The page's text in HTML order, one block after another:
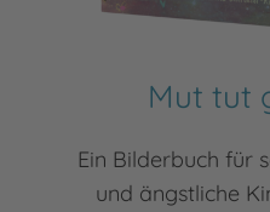
Mut tut
Ein Bilderbuch für
und ängstliche